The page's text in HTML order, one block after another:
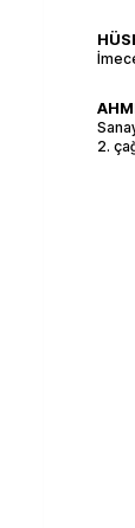
Sanayi
2.